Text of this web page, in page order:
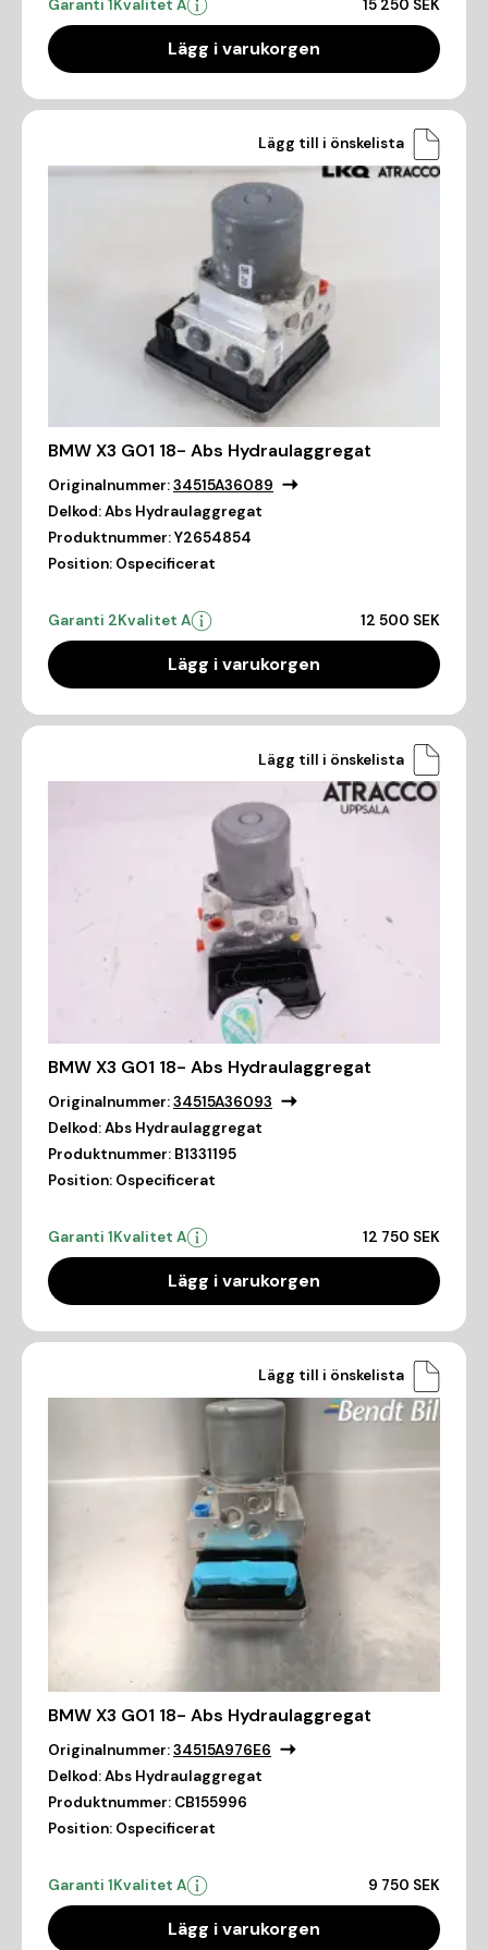
Garanti 1Kvalitet A 15 250 SEK
Lägg i varukorgen
Lägg till i önskelista
BMW X3 G01 18- Abs Hydraulaggregat
Originalnummer:34515A36089
Delkod:Abs Hydraulaggregat
Produktnummer:Y2654854
Position: Ospecificerat
Garanti 2Kvalitet A 12 500 SEK
Lägg i varukorgen
Lägg till i önskelista
BMW X3 G01 18- Abs Hydraulaggregat
Originalnummer:34515A36093
Delkod:Abs Hydraulaggregat
Produktnummer: B1331195
Position: Ospecificerat
Garanti 1Kvalitet A 12 750 SEK
Lägg i varukorgen
Lägg till i önskelista
BMW X3 G01 18- Abs Hydraulaggregat
Originalnummer:34515A976E6
Delkod:Abs Hydraulaggregat
Produktnummer: CB155996
Position: Ospecificerat
Garanti 1Kvalitet A 9 750 SEK
Lägg i varukorgen